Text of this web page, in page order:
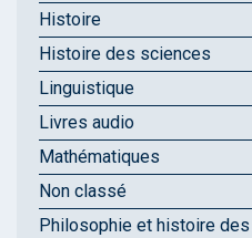
Histoire
Histoire des sciences
Linguistique
Livres audio
Mathématiques
Non classé
Philosophie et histoire